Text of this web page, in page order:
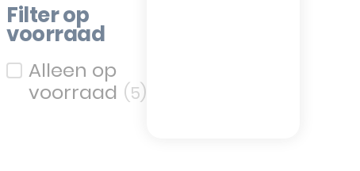
Filter op
voorraad
Filter op voorraad
(5)